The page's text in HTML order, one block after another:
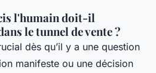
l'humain doit-il
le tunnel de vente ?
dès qu’il y a une question
manifeste ou une décision